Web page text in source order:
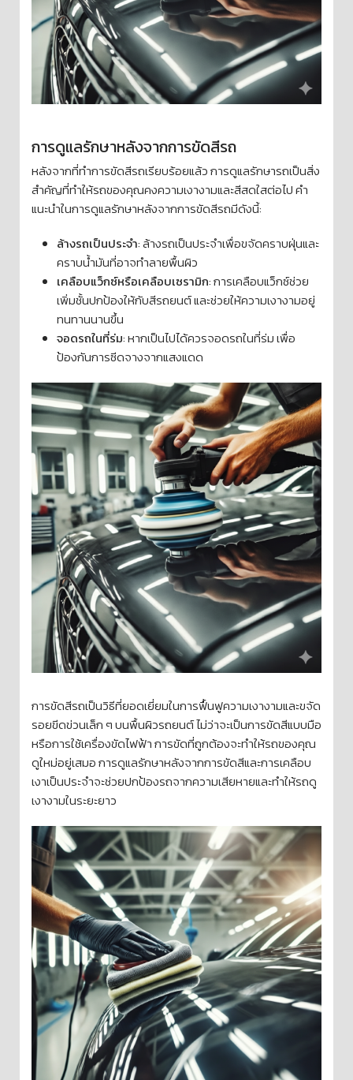
การดูแลรักษาหลังจากการขัดสีรถ
หลังจากที่ทำการขัดสีรถเรียบร้อยแล้ว การดูแลรักษารถเป็นสิ่ง
สำคัญที่ทำให้รถของคุณคงความเงางามและสีสดใสต่อไป คำ
แนะนำในการดูแลรักษาหลังจากการขัดสีรถมีดังนี้:
ล้างรถเป็นประจำ: ล้างรถเป็นประจำเพื่อขจัดคราบฝุ่นและ
คราบน้ำมันที่อาจทำลายพื้นผิว
เคลือบแว็กซ์หรือเคลือบเซรามิก: การเคลือบแว็กซ์ช่วย
เพิ่มชั้นปกป้องให้กับสีรถยนต์ และช่วยให้ความเงางามอยู่
ทนทานนานขึ้น
จอดรถในที่ร่ม: หากเป็นไปได้ควรจอดรถในที่ร่ม เพื่อ
ป้องกันการซีดจางจากแสงแดด
การขัดสีรถเป็นวิธีที่ยอดเยี่ยมในการฟื้นฟูความเงางามและขจัด
รอยขีดข่วนเล็ก ๆ บนพื้นผิวรถยนต์ ไม่ว่าจะเป็นการขัดสีแบบมือ
หรือการใช้เครื่องขัดไฟฟ้า การขัดที่ถูกต้องจะทำให้รถของคุณ
ดูใหม่อยู่เสมอ การดูแลรักษาหลังจากการขัดสีและการเคลือบ
เงาเป็นประจำจะช่วยปกป้องรถจากความเสียหายและทำให้รถดู
เงางามในระยะยาว